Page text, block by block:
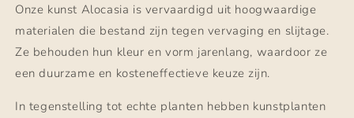
Onze kunst Alocasia is vervaardigd uit hoogwaardige
materialen die bestand zijn tegen vervaging en slijtage.
Ze behouden hun kleur en vorm jarenlang, waardoor ze
een duurzame en kosteneffectieve keuze zijn.
In tegenstelling tot echte planten hebben kunstplanten